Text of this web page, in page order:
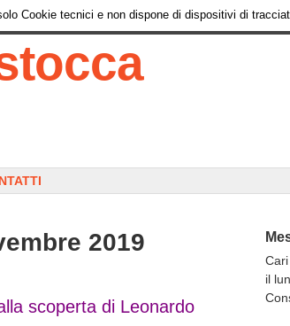
2019
scoperta di Leonardo
il
Cookie tecnici e non dispone di dispositivi di